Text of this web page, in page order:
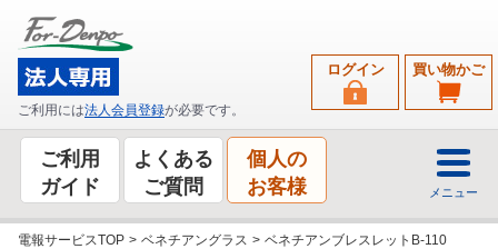
ご利用には法人会員登録が必要です。
買い物かご
ログイン
ご利用
ガイド
よくある
ご質問
個人の
お客様
メニュー
電報サービスTOP > ベネチアングラス > ベネチアンブレスレットB-110